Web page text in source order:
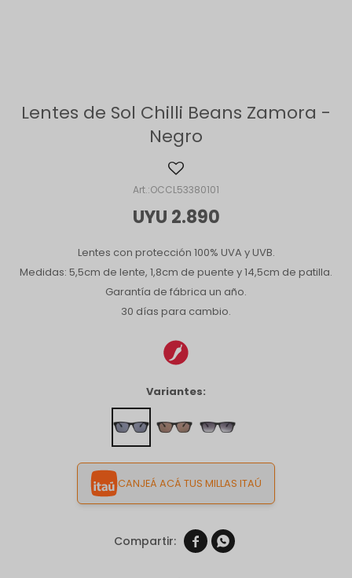
Lentes de Sol Chilli Beans Zamora -
Negro
OCCL53380101
UYU 2.890
Lentes con protección 100% UVA y UVB.
Medidas: 5,5cm de lente, 1,8cm de puente y 14,5cm de patilla.
Garantía de fábrica un año.
30 días para cambio.
Variantes:
CANJEÁ ACÁ TUS MILLAS ITAÚ
 